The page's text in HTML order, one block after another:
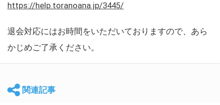
https://help.toranoana.jp/3445/
退会対応にはお時間をいただいておりますので、あら
かじめご了承ください。
関連記事